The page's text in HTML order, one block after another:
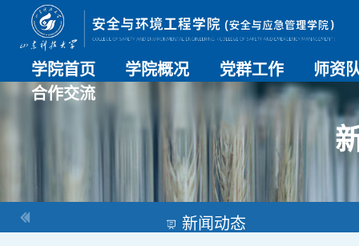
学院首页 学院概况 党群工作 师资
师资总
导师名
教师简
合作交流
新闻动态